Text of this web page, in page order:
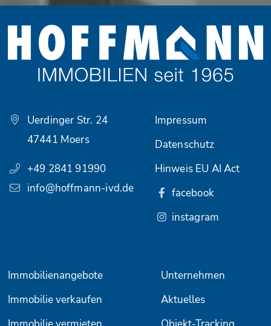
Uerdinger Str. 24
47441 Moers
+49 2841 91990
info@hoffmann-ivd.de
Immobilienangebote
Unternehmen
Immobilie verkaufen
Aktuelles
Impressum
Datenschutz
Hinweis EU AI Act
facebook
instagram